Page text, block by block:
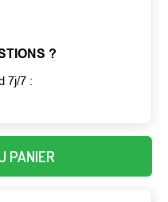
?
7j/7 :
PANIER